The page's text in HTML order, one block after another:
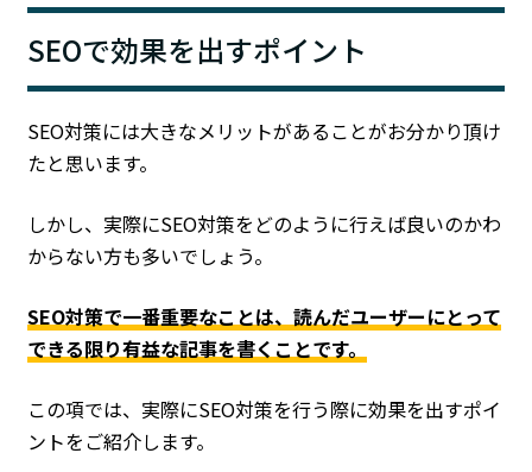
SEOで効果を出すポイント
SEO対策には大きなメリットがあることがお分かり頂け
たと思います。
しかし、実際にSEO対策をどのように行えば良いのかわ
からない方も多いでしょう。
SEO対策で一番重要なことは、読んだユーザーにとって
できる限り有益な記事を書くことです。
この項では、実際にSEO対策を行う際に効果を出すポイ
ントをご紹介します。